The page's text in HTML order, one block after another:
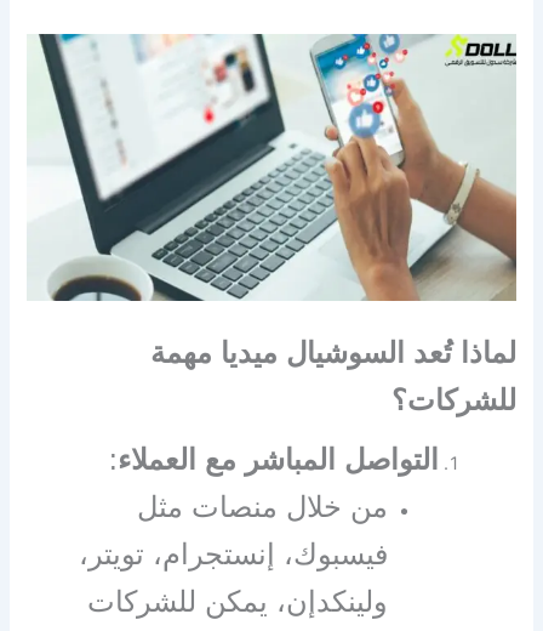
لماذا تُعد السوشيال ميديا مهمة
للشركات؟
التواصل المباشر مع العملاء:
من خلال منصات مثل
فيسبوك، إنستجرام، تويتر،
ولينكدإن، يمكن للشركات